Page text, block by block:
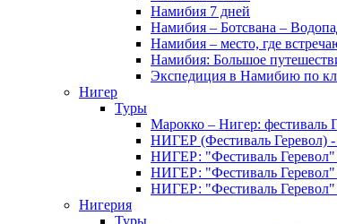
Намибия 7 дней
Намибия – Ботсвана –
Намибия – место, где
Намибия: Большое
Экспедиция в Намибию по
Нигер
Туры
Марокко – Нигер: фестиваль
НИГЕР (Фестиваль
НИГЕР: "Фестиваль Геревол"
НИГЕР: "Фестиваль Геревол"
НИГЕР: "Фестиваль Геревол"
Нигерия
Туры